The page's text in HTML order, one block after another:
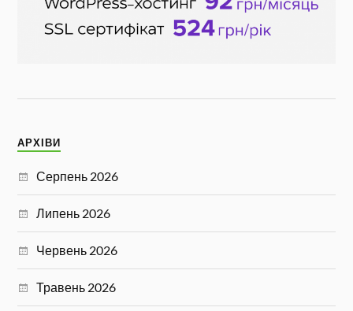
АРХІВИ
Серпень 2026
Липень 2026
Червень 2026
Травень 2026